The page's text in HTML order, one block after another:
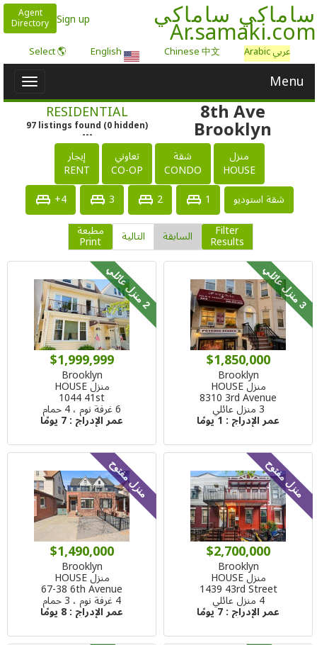
ساماكي ساماكي
Ar.samaki.com
Sign up
Agent
Directory
عربي Arabic Chinese 中文
English
🌎 Select
Toggle Menu
8th Ave
Brooklyn
RESIDENTIAL
97listings found (0hidden)
---
منزل
HOUSE
شقة
CONDO
تعاوني
CO-OP
إيجار
RENT
شقة استوديو
1
2
3
4+
Filter
Results السابقة التالية مطبعة
Print
3
م
ن
ز
ل
ع
ا
ئ
ل
ي
$1,850,000
Brooklyn
منزل HOUSE
8310 3rd Avenue
3 منزل عائلي
عمر الإدراج : 1 يومًا
2
م
ن
ز
ل
ع
ا
ئ
ل
ي
$1,999,999
Brooklyn
منزل HOUSE
1044 41st
6 غرفة نوم ، 4 حمام
عمر الإدراج :7 يومًا
منزل مفتوح
$2,700,000
Brooklyn
منزل HOUSE
1439 43rd Street
4 منزل عائلي
عمر الإدراج :7 يومًا
منزل مفتوح
$1,490,000
Brooklyn
منزل HOUSE
67-38 6th Avenue
4 غرفة نوم ، 3 حمام
عمر الإدراج :8 يومًا